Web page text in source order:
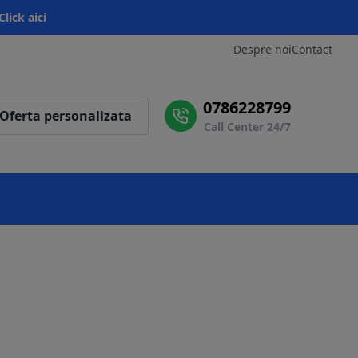
Click aici
Despre noiContact
Oferta personalizata 0786228799
Call Center 24/7